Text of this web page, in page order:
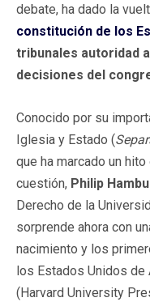
debate, ha dado la
constitución de los
tribunales autoridad
decisiones del
Conocido por su
Iglesia y Estado (
que ha marcado un
cuestión, Philip
Derecho de la
sorprende ahora con
nacimiento y los
los Estados Unidos de
(Harvard University